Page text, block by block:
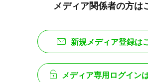
メディア関係者の方は
新規メディア登録は
メディア専用ログイン